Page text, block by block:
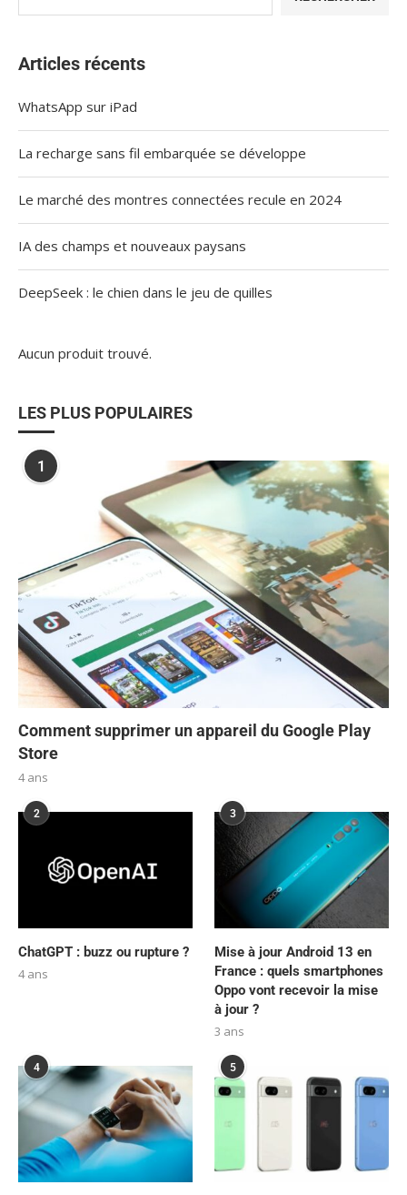
Articles récents
WhatsApp sur iPad
La recharge sans fil embarquée se développe
Le marché des montres connectées recule en 2024
IA des champs et nouveaux paysans
DeepSeek : le chien dans le jeu de quilles
Aucun produit trouvé.
LES PLUS POPULAIRES
1
Comment supprimer un appareil du Google Play
Store
4 ans
2
ChatGPT : buzz ou rupture ?
4 ans
3
Mise à jour Android 13 en
France : quels smartphones
Oppo vont recevoir la mise
à jour ?
3 ans
4 5